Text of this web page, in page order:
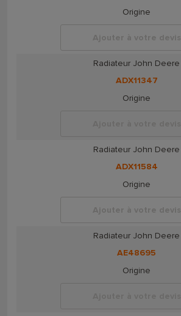
Origine
Ajouter à votre devis
Radiateur John Deere
ADX11347
Origine
Radiateur John Deere
ADX11584
Origine
Ajouter à votre devis
Radiateur John Deere
AE48695
Origine